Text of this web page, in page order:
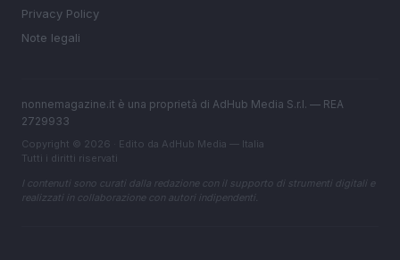
Privacy Policy
Note legali
nonnemagazine.it è una proprietà di AdHub Media S.r.l. — REA
2729933
Copyright © 2026 · Edito da AdHub Media — Italia
Tutti i diritti riservati
I contenuti sono curati dalla redazione con il supporto di strumenti digitali e
realizzati in collaborazione con autori indipendenti.